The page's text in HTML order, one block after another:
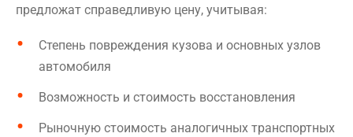
предложат справедливую цену, учитывая:
Степень повреждения кузова и основных узлов
автомобиля
Возможность и стоимость восстановления
Рыночную стоимость аналогичных транспортных